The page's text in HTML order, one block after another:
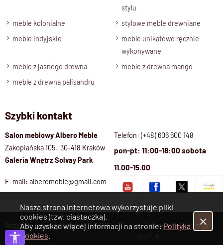
stylu
meble kolonialne
stylowe meble drewniane
meble indyjskie
meble unikatowe ręcznie
wykonywane
meble z jasnego drewna
meble z drewna mango
meble z drewna palisandru
Szybki kontakt
Salon meblowy Albero Meble
Zakopiańska 105, 30-418 Kraków
Galeria Wnętrz Solvay Park
Telefon: (+48) 606 600 148
pon-pt: 11:00-18:00 sobota
11.00-15.00
E-mail: alberomeble@gmail.com
Wszystkie prawa zastrzeżone © 2026
Albero Meble
E-Commerce platform by
Nasza strona internetowa wykorzystuje pliki
cookies (tzw. ciasteczka).
Aby uzyskać więcej informacji na stronie:Polityka
Cookies
✕